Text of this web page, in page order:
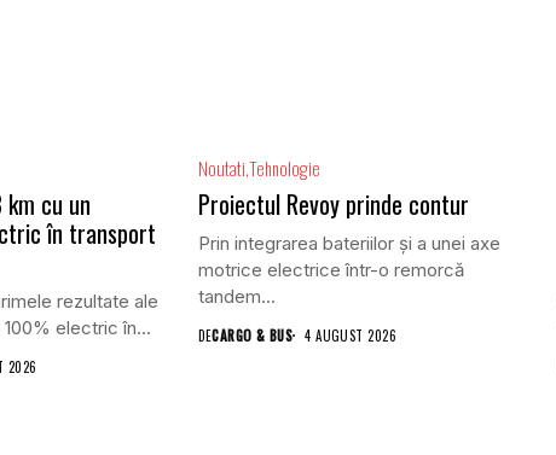
km cu un
în transport
rezultate ale
electric în...
2026
NoutatiTehnologie
Proiectul Revoy prinde contur
Prin integrarea bateriilor și a unei axe
motrice electrice într-o remorcă
tandem...
DECARGO & BUS 4 AUGUST 2026